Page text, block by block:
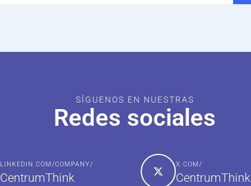
SÍGUENOS EN NUESTRAS
Redes sociales
LINKEDIN.COM/COMPANY/
CentrumThink
X.COM/
CentrumThink